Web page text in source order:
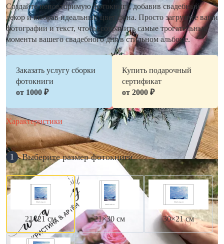
Создайте неповторимую фотокнигу, добавив свадебный
декор и выбрав идеальный цвет фона. Просто загрузите ваши
фотографии и текст, чтобы сохранить самые трогательные
моменты вашего свадебного дня в стильном альбоме.
Заказать услугу сборки
фотокниги
от 1000 ₽
Купить подарочный
сертификат
от 2000 ₽
Характеристики
1 Выберите размер фотокниги
21×21 см 21×30 см 30×21 см